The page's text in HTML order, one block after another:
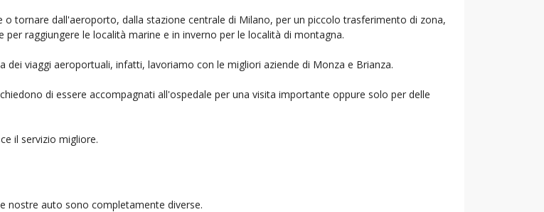
o tornare dall'aeroporto, dalla stazione centrale di Milano, per un piccolo trasferimento di zona,
raggiungere le località marine e in inverno per le località di montagna.
dei viaggi aeroportuali, infatti, lavoriamo con le migliori aziende di Monza e Brianza.
di essere accompagnati all'ospedale per una visita importante oppure solo per delle
il servizio migliore.
nostre auto sono completamente diverse.